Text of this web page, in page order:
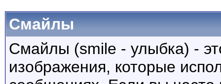
Смайлы
Смайлы (smile - улыбка) -
изображения, которые